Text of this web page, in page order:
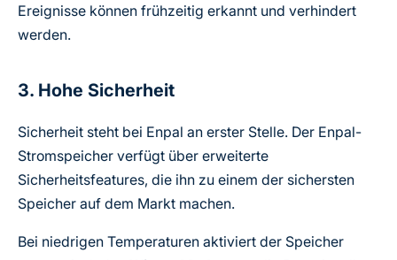
Ereignisse können frühzeitig erkannt und verhindert
werden.
3. Hohe Sicherheit
Sicherheit steht bei Enpal an erster Stelle. Der Enpal-
Stromspeicher verfügt über erweiterte
Sicherheitsfeatures, die ihn zu einem der sichersten
Speicher auf dem Markt machen.
Bei niedrigen Temperaturen aktiviert der Speicher